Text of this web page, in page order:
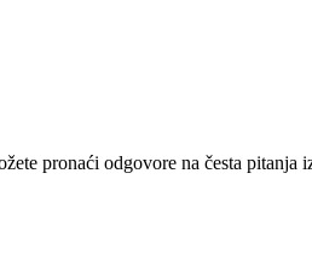
pronaći odgovore na česta pitanja